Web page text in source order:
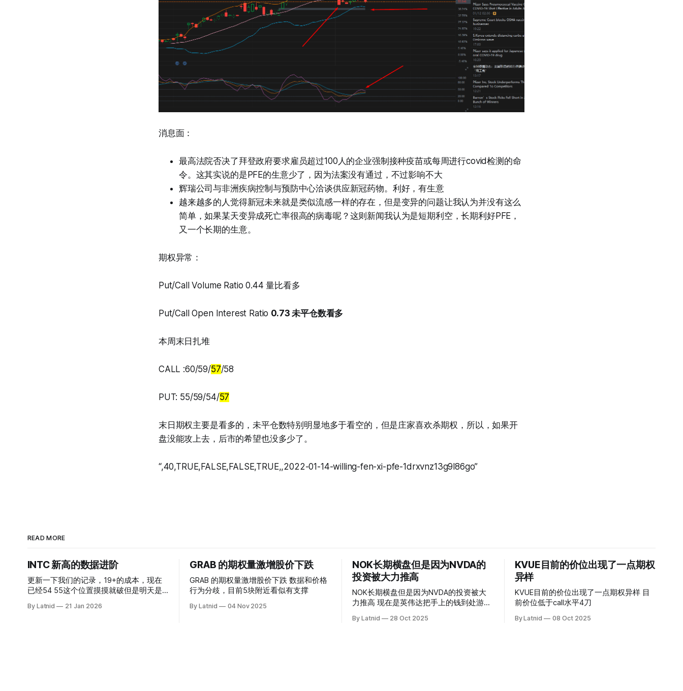
消息面：
最高法院否决了拜登政府要求雇员超过100人的企业强制接种疫苗或每周进行covid检测的命
令。这其实说的是PFE的生意少了，因为法案没有通过，不过影响不大
辉瑞公司与非洲疾病控制与预防中心洽谈供应新冠药物。利好，有生意
越来越多的人觉得新冠未来就是类似流感一样的存在，但是变异的问题让我认为并没有这么
简单，如果某天变异成死亡率很高的病毒呢？这则新闻我认为是短期利空，长期利好PFE，
又一个长期的生意。
期权异常：
Put/Call Volume Ratio 0.44 量比看多
Put/Call Open Interest Ratio 0.73 未平仓数看多
本周末日扎堆
CALL :60/59/57/58
PUT: 55/59/54/57
末日期权主要是看多的，未平仓数特别明显地多于看空的，但是庄家喜欢杀期权，所以，如果开
盘没能攻上去，后市的希望也没多少了。
“,40,TRUE,FALSE,FALSE,TRUE,,2022-01-14-willing-fen-xi-pfe-1drxvnz13g9l86go”
READ MORE
INTC 新高的数据进阶
更新一下我们的记录，19+的成本，现在
已经54 55这个位置摸摸就破但是明天是
而应该谨慎，数据很明显偏向多头，47的
By Latnid 21 Jan 2026
GRAB 的期权量激增股价下跌
GRAB 的期权量激增股价下跌 数据和价格
行为分歧，目前5块附近看似有支撑
By Latnid 04 Nov 2025
NOK长期横盘但是因为NVDA的
投资被大力推高
NOK长期横盘但是因为NVDA的投资被大
力推高 现在是英伟达把手上的钱到处游走
By Latnid 28 Oct 2025
KVUE目前的价位出现了一点期权
异样
KVUE目前的价位出现了一点期权异样 目
前价位低于call水平4刀
By Latnid 08 Oct 2025